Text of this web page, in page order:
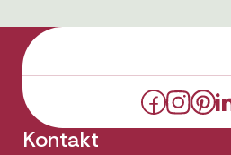
Kontakt